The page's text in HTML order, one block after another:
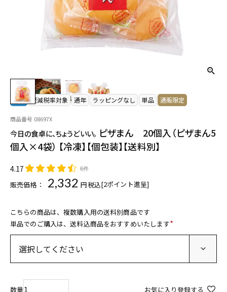
冷凍 軽減税率対象 通年 ラッピングなし 単品 通販限定
商品番号 08697X
今日の食卓に、ちょうどいい。 ピザまん 20個入（ピザまん5
個入×4袋） 【冷凍】【個包装】【送料別】
4.17 6件
販売価格： 2,332 税込[2ポイント進呈]
こちらの商品は、複数購入用の送料別商品です
単品でのご購入は、送料込商品をおすすめいたします
(
お気に入り登録する